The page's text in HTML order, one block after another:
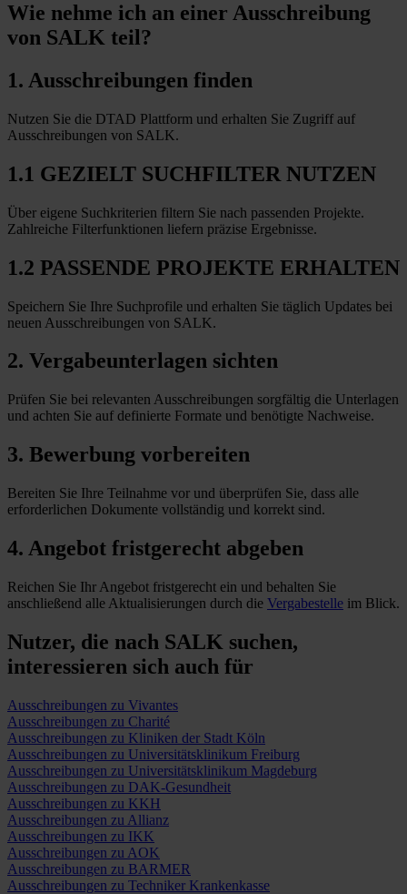
Wie nehme ich an einer Ausschreibung
von SALK teil?
1. Ausschreibungen finden
Nutzen Sie die DTAD Plattform und erhalten Sie Zugriff auf
Ausschreibungen von SALK.
1.1 GEZIELT SUCHFILTER NUTZEN
Über eigene Suchkriterien filtern Sie nach passenden Projekte.
Zahlreiche Filterfunktionen liefern präzise Ergebnisse.
1.2 PASSENDE PROJEKTE ERHALTEN
Speichern Sie Ihre Suchprofile und erhalten Sie täglich Updates bei
neuen Ausschreibungen von SALK.
2. Vergabeunterlagen sichten
Prüfen Sie bei relevanten Ausschreibungen sorgfältig die Unterlagen
und achten Sie auf definierte Formate und benötigte Nachweise.
3. Bewerbung vorbereiten
Bereiten Sie Ihre Teilnahme vor und überprüfen Sie, dass alle
erforderlichen Dokumente vollständig und korrekt sind.
4. Angebot fristgerecht abgeben
Reichen Sie Ihr Angebot fristgerecht ein und behalten Sie
anschließend alle Aktualisierungen durch die Vergabestelle im Blick.
Nutzer, die nach SALK suchen,
interessieren sich auch für
Ausschreibungen zu Vivantes
Ausschreibungen zu Charité
Ausschreibungen zu Kliniken der Stadt Köln
Ausschreibungen zu Universitätsklinikum Freiburg
Ausschreibungen zu Universitätsklinikum Magdeburg
Ausschreibungen zu DAK-Gesundheit
Ausschreibungen zu KKH
Ausschreibungen zu Allianz
Ausschreibungen zu IKK
Ausschreibungen zu AOK
Ausschreibungen zu BARMER
Ausschreibungen zu Techniker Krankenkasse